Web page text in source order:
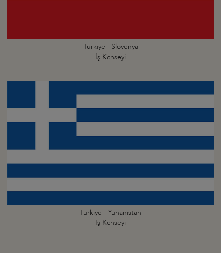
Türkiye - Slovenya
İş Konseyi
Türkiye - Yunanistan
İş Konseyi